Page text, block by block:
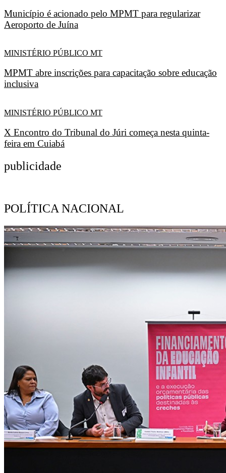
Município é acionado pelo MPMT para regularizar
Aeroporto de Juína
MINISTÉRIO PÚBLICO MT
MPMT abre inscrições para capacitação sobre educação
inclusiva
MINISTÉRIO PÚBLICO MT
X Encontro do Tribunal do Júri começa nesta quinta-
feira em Cuiabá
publicidade
POLÍTICA NACIONAL